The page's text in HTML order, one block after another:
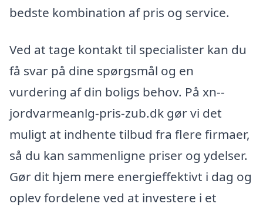
bedste kombination af pris og service.
Ved at tage kontakt til specialister kan du
få svar på dine spørgsmål og en
vurdering af din boligs behov. På xn--
jordvarmeanlg-pris-zub.dk gør vi det
muligt at indhente tilbud fra flere firmaer,
så du kan sammenligne priser og ydelser.
Gør dit hjem mere energieffektivt i dag og
oplev fordelene ved at investere i et